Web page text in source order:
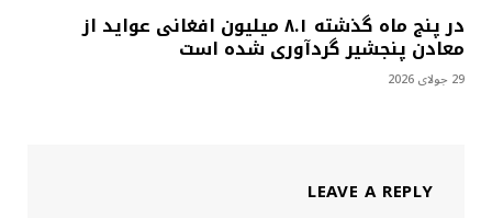
در پنج ماه گذشته ۸.۱ میلیون افغانی عواید از
معادن پنجشیر گردآوری شده است
29 جولای 2026
LEAVE A REPLY